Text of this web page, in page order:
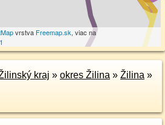
vrstva Freemap.sk, viac na
kraj » okres Žilina » Žilina »